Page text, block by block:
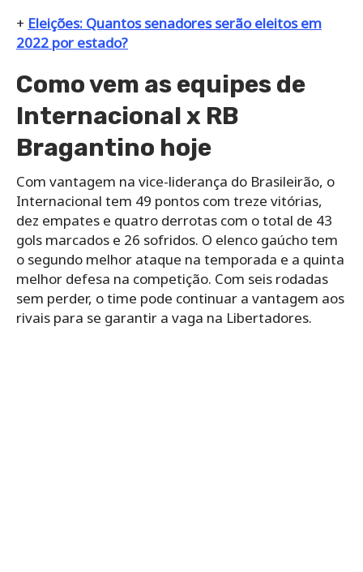
+ Eleições: Quantos senadores serão eleitos em
2022 por estado?
Como vem as equipes de
Internacional x RB
Bragantino hoje
Com vantagem na vice-liderança do Brasileirão, o
Internacional tem 49 pontos com treze vitórias,
dez empates e quatro derrotas com o total de 43
gols marcados e 26 sofridos. O elenco gaúcho tem
o segundo melhor ataque na temporada e a quinta
melhor defesa na competição. Com seis rodadas
sem perder, o time pode continuar a vantagem aos
rivais para se garantir a vaga na Libertadores.